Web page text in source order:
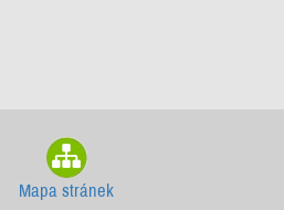
Mapa stránek